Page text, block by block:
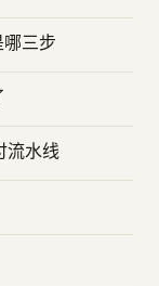
三步
流水线